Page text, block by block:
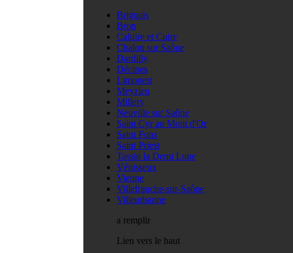
Brignais
Bron
Caluire et Cuire
Chalon sur Saône
Dardilly
Décines
Limonest
Meyzieu
Millery
Neuville sur Saône
Saint Cyr au Mont d'Or
Saint Fons
Saint Priest
Tassin la Demi Lune
Vénisseux
Vienne
Villefranche-sur-Saône
Villeurbanne
a remplir
Lien vers le haut